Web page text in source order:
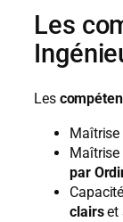
Les
Les
Maîtrise
Maîtrise
par
clairset